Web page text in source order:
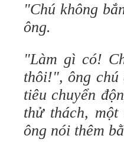
"Chú không
ông.
"Làm gì có!
thôi!", ông chú
tiêu chuyển
thử thách,
ông nói thêm